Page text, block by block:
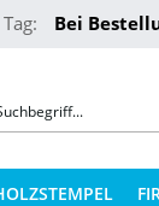
Bei